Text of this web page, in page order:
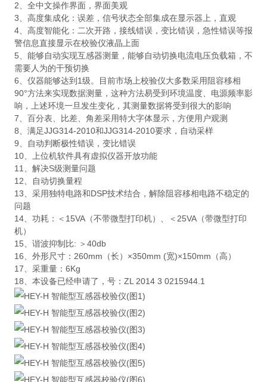
2、全中文操作界面，界面美观
3、高度集成化：误差，信号状态全部集成在显示器上，直观
4、高度智能化：二次开路，接线错误，变比错误，急性错误等报
警信息直接显示在校验仪液晶上面
5、能够自动实现互感器测量，能够自动切换电流电压负载箱，不
需要人为的干预切换
6、仪器能够达到1级。目前市场上校验仪大多数采用阻容移相
90°方法来实现数据测量，这种方法易受到环境温度、电源频率影
响，上述环境一旦发生变化，其测量数据将受到很大的影响
7、百分表、比差、角差采用特大字体显示，方便用户观测
8、满足JJG314-2010和JJG314-2010要求，自动采样
9、自动判断极性错误，变比错误
10、上位机软件具有虚拟仪器开放功能
11、解决S级测量问题
12、自动切换量程
13、采用独特电路和DSP技术结合，解除阻容移相电路不稳定的
问题
14、功耗：＜15VA（不带微型打印机）、＜25VA（带微型打印
机）
15、谐波抑制比: ＞40db
16、外形尺寸：260mm（长）×350mm (宽)×150mm（高）
17、采重量：6Kg
18、本设备已经申请了，号：ZL 2014 3 0215944.1